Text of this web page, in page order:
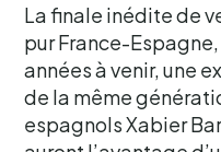
La finale inédite de
pur France-
années à venir, une
de la même
espagnols Xabier